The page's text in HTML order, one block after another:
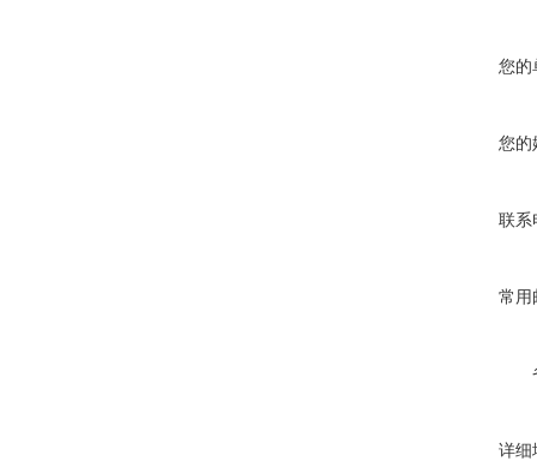
您的
您的
联系
常用
详细